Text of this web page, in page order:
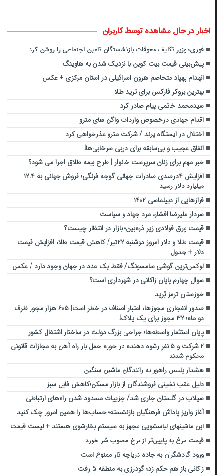
اخبار در حال مشاهده توسط کاربران
فوری؛ وزیر تکلیف معوقات بازنشستگان تامین اجتماعی را روشن کرد
پیش‌بینی قیمت بیت‌ کوین با نزدیک شدن به هاوینگ
انهدام پهپاد متخاصم هرون اسرائیلی در استان مرکزی + عکس
بهترین بروکر فارکس برای ترید طلا
سیدمحمد خاتمی پیام صادر کرد
اقدام جهادی درخصوص واردات واگن های مترو
اختلال در ایستگاه پرند / شرکت مترو عذرخواهی کرد
اتفاق عجیب و بی‌سابقه برای دربی سرخابی‌ها!
خبر مهم برای زنان سرپرست خانوار | طرح بیمه طلاق اجرا می شود؟
افزایش ۴درصدی صادرات جهانی گوجه فرنگی؛ فروش جهانی به ۱۲.۴
میلیارد دلار رسید
فرازهایی از دیپلماسی ۱۴۰۲
سردار علیرضا افشار، مرد جهاد و سیاست
قیمت ورق فولادی زیر ذره‌بین؛ بازار در انتظار چیست؟
قیمت طلا و دلار امروز دوشنبه ۲۲تیر/ کاهش قیمت طلا، افزایش قیمت
دلار + جدول
لوکس‌ترین گوشی سامسونگ/ فقط یک عدد در جهان وجود دارد / عکس
سوال چهارم پایان زاکانی در شهرداری است؟
خوزستان ترمز بُرید
صدور انفجاری مجوزها، اعتبار اصناف در خطر است| ۶۰۵ هزار مجوز ظرف
دو ماه؛ ۳۲ مجوز برای یک پلاک!
پایان استثمار واسطه‌ها؛ جراحی بزرگ دولت در ساختار اشتغال کشور
۲ شرکت و ۵ نفر رشوه دهنده در حوزه حمل بار راه آهن به مجازات قانونی
محکوم شدند
هشدار پلیس راهور به رانندگان ماشین سنگین
دلیل عقب نشینی فروشندگان از بازار مسکن؛کاهش فایل سبز
سیلاب در گلستان جاری شد/ جزییات مسدود شدن راه‌های ارتباطی
آغاز واریز پاداش فرهنگیان بازنشسته؛ حساب‌ها را همین امروز چک کنید
این ماشین‎های لباسشویی مجهز به سیستم بخارشوی هستند + لیست قیمت
قیمت مرغ به پایین‌تر از نرخ مصوب سُر خورد
ورود گردشگران به جاده دریاچه تار ممنوع است
زاکانی باز هم حکم زد؛ گودرزی به منطقه ۵ رفت